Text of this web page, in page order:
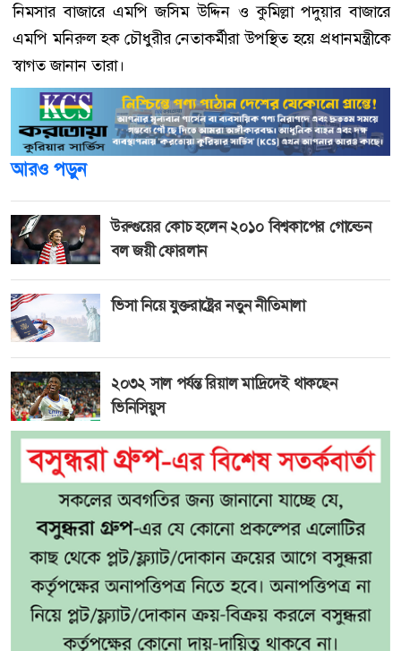
নিমসার বাজারে এমপি জসিম উদ্দিন ও কুমিল্লা পদুয়ার বাজারে
এমপি মনিরুল হক চৌধুরীর নেতাকর্মীরা উপস্থিত হয়ে প্রধানমন্ত্রীকে
স্বাগত জানান তারা।
আরও পড়ুন
উরুগুয়ের কোচ হলেন ২০১০ বিশ্বকাপের গোল্ডেন
বল জয়ী ফোরলান
ভিসা নিয়ে যুক্তরাষ্ট্রের নতুন নীতিমালা
২০৩২ সাল পর্যন্ত রিয়াল মাদ্রিদেই থাকছেন
ভিনিসিয়ুস